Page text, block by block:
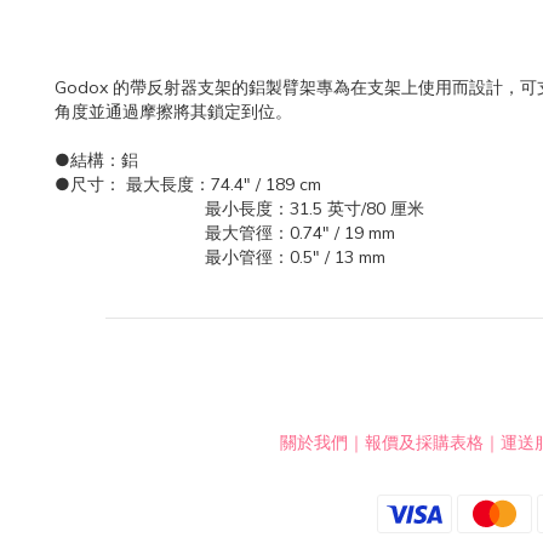
Godox 的帶反射器支架的鋁製臂架專為在支架上使用而設計，
角度並通過摩擦將其鎖定到位。
●結構：鋁
●尺寸： 最大長度：74.4" / 189 cm
最小長度：31.5 英寸/80 厘米
最大管徑：0.74" / 19 mm
最小管徑：0.5" / 13 mm
關於我們 ｜ 報價及採購表格 ｜ 運送